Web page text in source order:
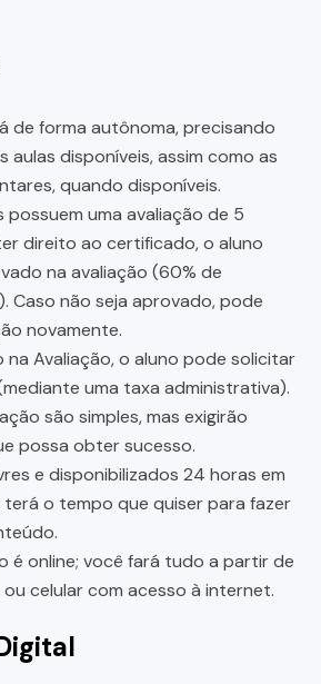
de forma autônoma, precisando
aulas disponíveis, assim como as
quando disponíveis.
possuem uma avaliação de 5
direito ao certificado, o aluno
na avaliação (60% de
Caso não seja aprovado, pode
novamente.
Avaliação, o aluno pode solicitar
uma taxa administrativa).
são simples, mas exigirão
possa obter sucesso.
e disponibilizados 24 horas em
o tempo que quiser para fazer
é online; você fará tudo a partir de
celular com acesso à internet.